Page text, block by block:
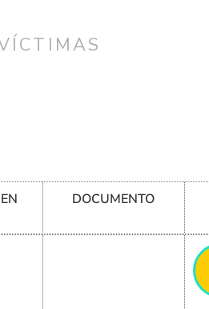
DOCUMENTO